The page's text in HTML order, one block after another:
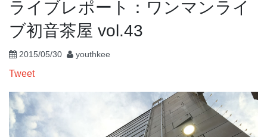
ライブレポート：ワンマンライ
ブ初音茶屋 vol.43
2015/05/30 youthkee
Tweet